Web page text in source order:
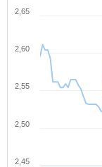
2,45
2,50
2,55
2,60
2,65